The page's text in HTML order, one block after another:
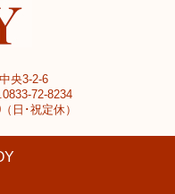
央3-2-6
72-8234
日･祝定休）